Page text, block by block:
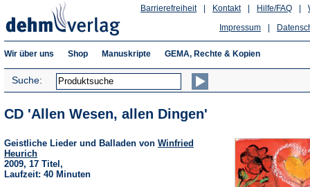
Hilfe/FAQ
Kontakt
Barrierefreiheit
Impressum
Wir über uns Shop Manuskripte GEMA, Rechte & Kopien
Suche:
CD 'Allen Wesen, allen Dingen'
Geistliche Lieder und Balladen von Winfried
Heurich
2009, 17 Titel,
Laufzeit: 40 Minuten